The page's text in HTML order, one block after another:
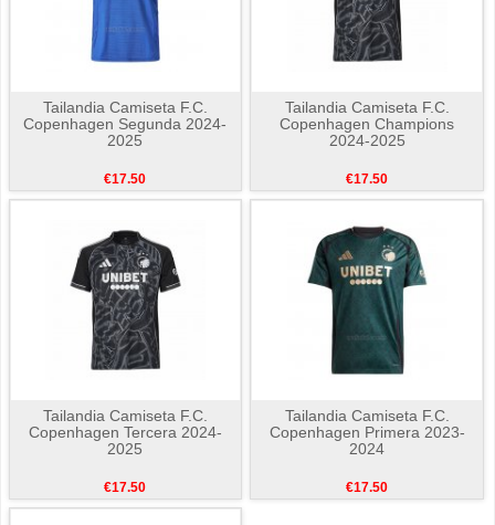
Tailandia Camiseta F.C.
Copenhagen Segunda 2024-
2025
€17.50
Tailandia Camiseta F.C.
Copenhagen Champions
2024-2025
€17.50
Tailandia Camiseta F.C.
Copenhagen Tercera 2024-
2025
€17.50
Tailandia Camiseta F.C.
Copenhagen Primera 2023-
2024
€17.50